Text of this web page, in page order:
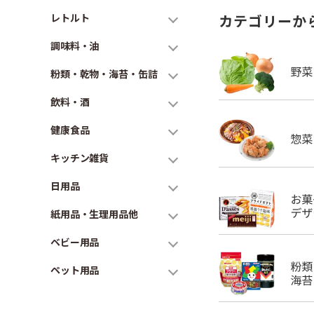
レトルト
調味料・油
粉類・乾物・海苔・缶詰
飲料・酒
健康食品
キッチン雑貨
日用品
紙用品・生理用品他
ベビー用品
ペット用品
カテゴリーか